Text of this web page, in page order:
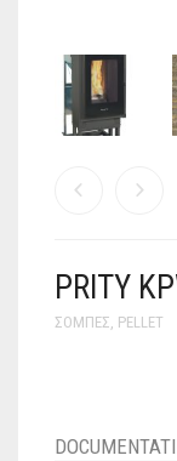
PRITY
ΣΌΜΠΕΣ, PELLET